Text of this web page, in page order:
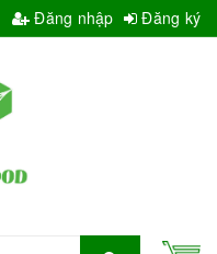
Đăng nhập Đăng ký